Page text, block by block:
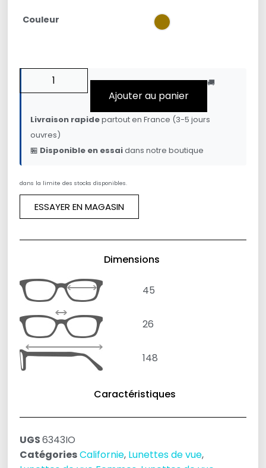
Couleur
Ajouter au panier
🚚
Livraison rapidepartout en France (3-5 jours
ouvres)
🏪 Disponible en essaidans notre boutique
dans la limite des stocks disponibles.
ESSAYER EN MAGASIN
Dimensions
45
26
148
Caractéristiques
UGS6343IO
CatégoriesCalifornie, Lunettes de vue,